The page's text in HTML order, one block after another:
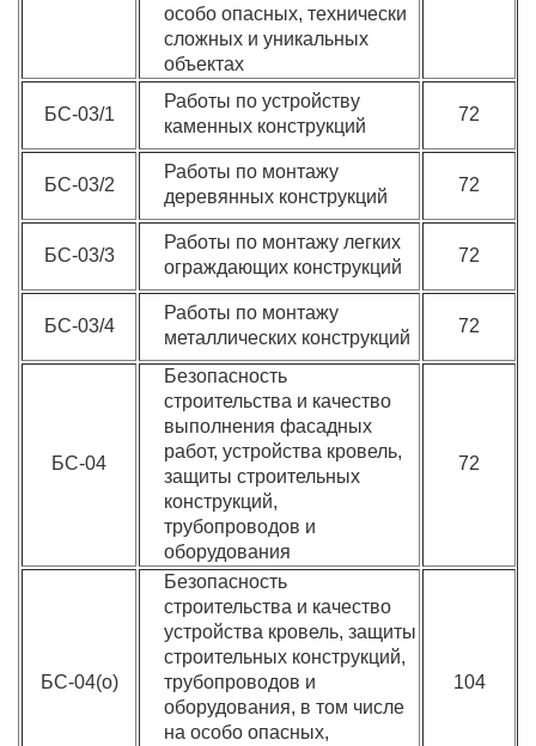
особо опасных, технически
сложных и уникальных
объектах
БС-03/1
Работы по устройству
каменных конструкций
72
БС-03/2
Работы по монтажу
деревянных конструкций
72
БС-03/3
Работы по монтажу легких
ограждающих конструкций
72
БС-03/4
Работы по монтажу
металлических конструкций
72
БС-04
Безопасность
строительства и качество
выполнения фасадных
работ, устройства кровель,
защиты строительных
конструкций,
трубопроводов и
оборудования
72
БС-04(о)
Безопасность
строительства и качество
устройства кровель, защиты
строительных конструкций,
трубопроводов и
оборудования, в том числе
на особо опасных,
104